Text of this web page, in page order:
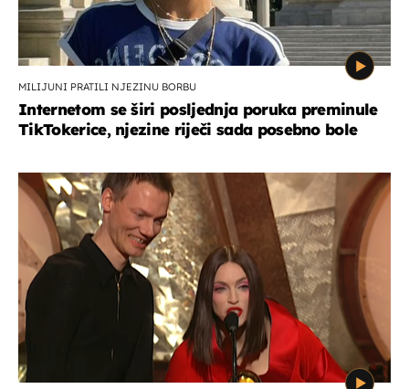
MILIJUNI PRATILI NJEZINU BORBU
Internetom se širi posljednja poruka preminule
TikTokerice, njezine riječi sada posebno bole